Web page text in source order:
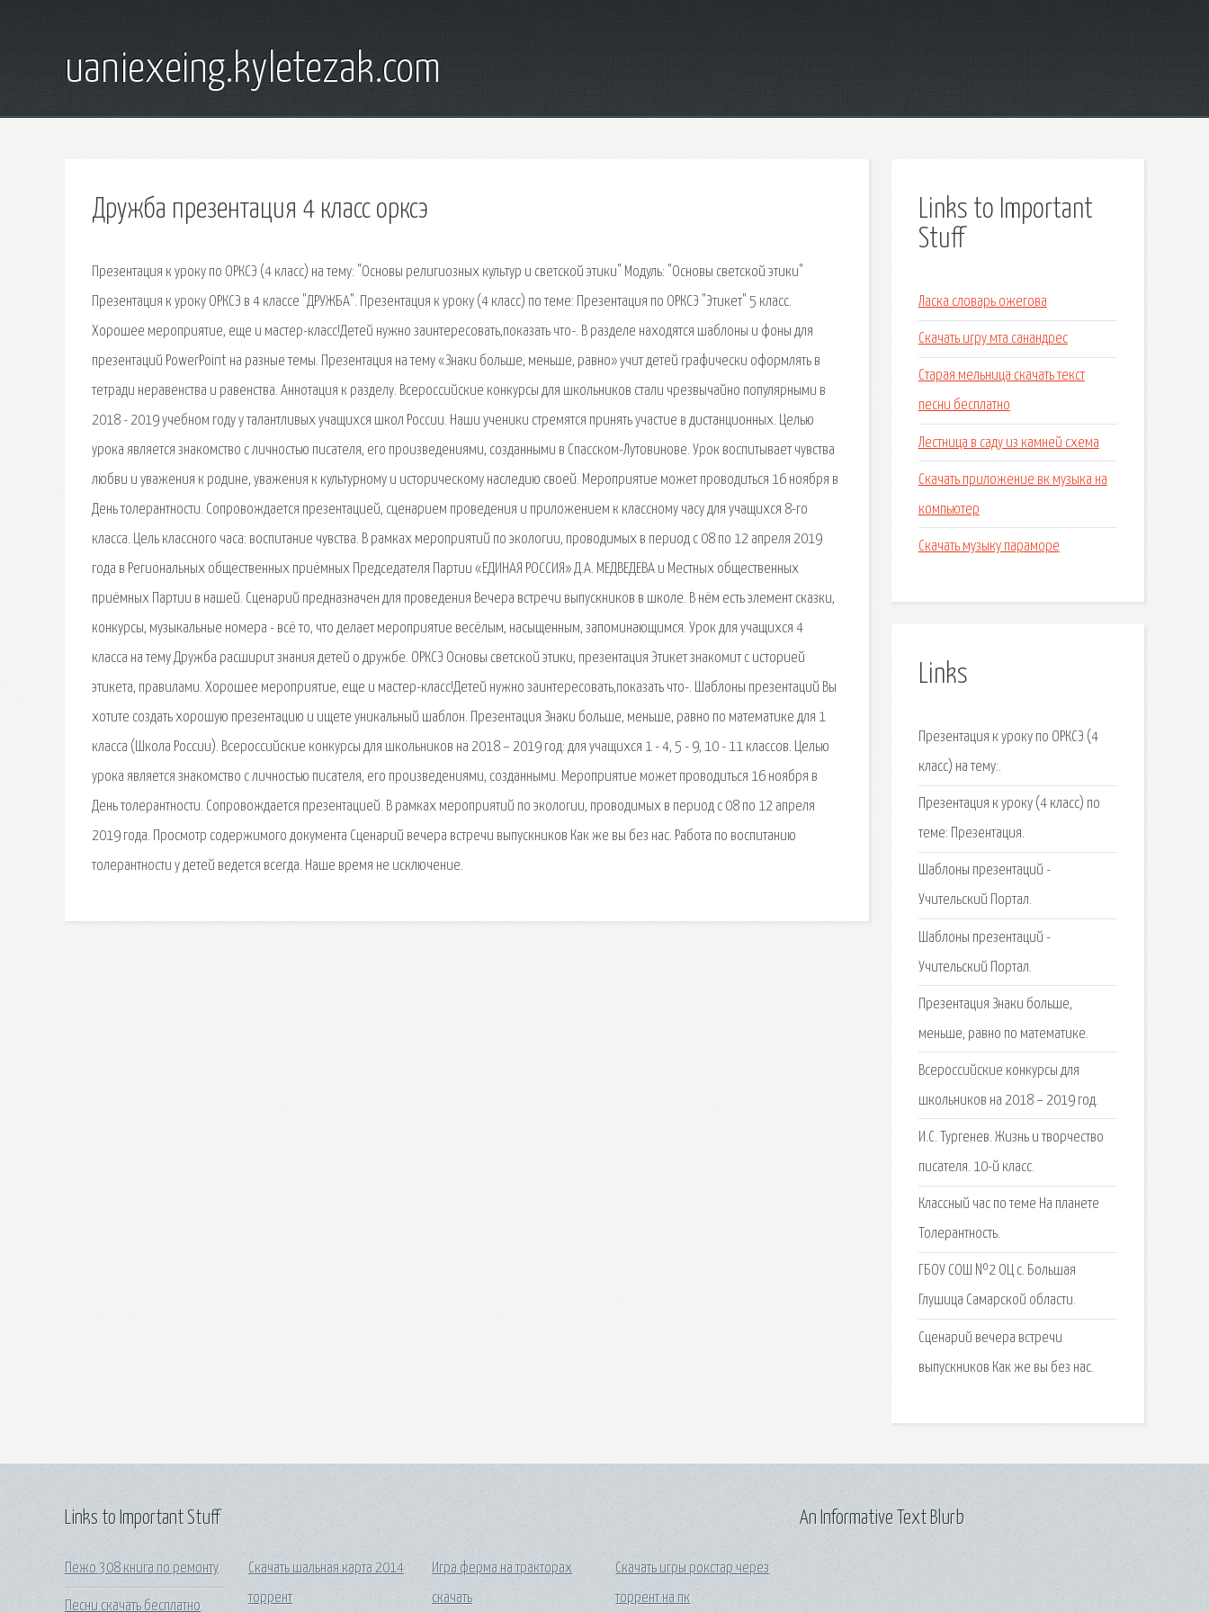
uaniexeing.kyletezak.com
Дружба презентация 4 класс орксэ
Презентация к уроку по ОРКСЭ (4 класс) на тему: "Основы религиозных культур и светской этики" Модуль: "Основы светской этики"
Презентация к уроку ОРКСЭ в 4 классе "ДРУЖБА". Презентация к уроку (4 класс) по теме: Презентация по ОРКСЭ "Этикет" 5 класс.
Хорошее мероприятие, еще и мастер-класс!Детей нужно заинтересовать,показать что-. В разделе находятся шаблоны и фоны для
презентаций PowerPoint на разные темы. Презентация на тему «Знаки больше, меньше, равно» учит детей графически оформлять в
тетради неравенства и равенства. Аннотация к разделу. Всероссийские конкурсы для школьников стали чрезвычайно популярными в
2018 - 2019 учебном году у талантливых учащихся школ России. Наши ученики стремятся принять участие в дистанционных. Целью
урока является знакомство с личностью писателя, его произведениями, созданными в Спасском-Лутовинове. Урок воспитывает чувства
любви и уважения к родине, уважения к культурному и историческому наследию своей. Мероприятие может проводиться 16 ноября в
День толерантности. Сопровождается презентацией, сценарием проведения и приложением к классному часу для учащихся 8-го
класса. Цель классного часа: воспитание чувства. В рамках мероприятий по экологии, проводимых в период с 08 по 12 апреля 2019
года в Региональных общественных приёмных Председателя Партии «ЕДИНАЯ РОССИЯ» Д.А. МЕДВЕДЕВА и Местных общественных
приёмных Партии в нашей. Сценарий предназначен для проведения Вечера встречи выпускников в школе. В нём есть элемент сказки,
конкурсы, музыкальные номера - всё то, что делает мероприятие весёлым, насыщенным, запоминающимся. Урок для учащихся 4
класса на тему Дружба расширит знания детей о дружбе. ОРКСЭ Основы светской этики, презентация Этикет знакомит с историей
этикета, правилами. Хорошее мероприятие, еще и мастер-класс!Детей нужно заинтересовать,показать что-. Шаблоны презентаций Вы
хотите создать хорошую презентацию и ищете уникальный шаблон. Презентация Знаки больше, меньше, равно по математике для 1
класса (Школа России). Всероссийские конкурсы для школьников на 2018 – 2019 год: для учащихся 1 - 4, 5 - 9, 10 - 11 классов. Целью
урока является знакомство с личностью писателя, его произведениями, созданными. Мероприятие может проводиться 16 ноября в
День толерантности. Сопровождается презентацией. В рамках мероприятий по экологии, проводимых в период с 08 по 12 апреля
2019 года. Просмотр содержимого документа Сценарий вечера встречи выпускников Как же вы без нас. Работа по воспитанию
толерантности у детей ведется всегда. Наше время не исключение.
Links to Important
Stuff
Ласка словарь ожегова
Скачать игру мта санандрес
Старая мельница скачать текст
песни бесплатно
Лестница в саду из камней схема
Скачать приложение вк музыка на
компьютер
Скачать музыку параморе
Links
Презентация к уроку по ОРКСЭ (4
класс) на тему:.
Презентация к уроку (4 класс) по
теме: Презентация.
Шаблоны презентаций -
Учительский Портал.
Шаблоны презентаций -
Учительский Портал.
Презентация Знаки больше,
меньше, равно по математике.
Всероссийские конкурсы для
школьников на 2018 – 2019 год.
И.С. Тургенев. Жизнь и творчество
писателя. 10-й класс.
Классный час по теме На планете
Толерантность.
ГБОУ СОШ №2 ОЦ с. Большая
Глушица Самарской области.
Сценарий вечера встречи
выпускников Как же вы без нас.
Links to Important Stuff
Пежо 308 книга по ремонту
Песни скачать бесплатно
Скачать шальная карта 2014
торрент
Игра ферма на тракторах
скачать
Скачать игры рокстар через
торрент на пк
An Informative Text Blurb